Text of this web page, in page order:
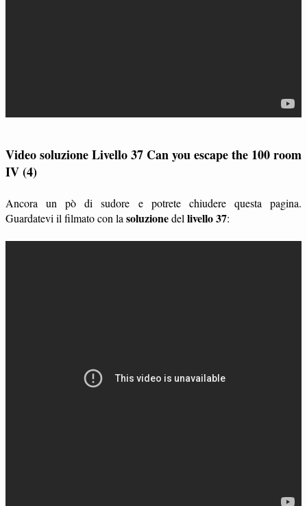
Video soluzione Livello 37 Can you escape the 100 room
IV (4)
Ancora un pò di sudore e potrete chiudere questa pagina.
Guardatevi il filmato con lasoluzionedellivello 37: